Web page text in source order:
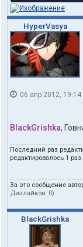
HyperVasya
06 апр 2012, 19:14
BlackGrishka,
Последний раз
редактировалось 1 раз.
За это сообщение
Дизлайков: 0)
BlackGrishka